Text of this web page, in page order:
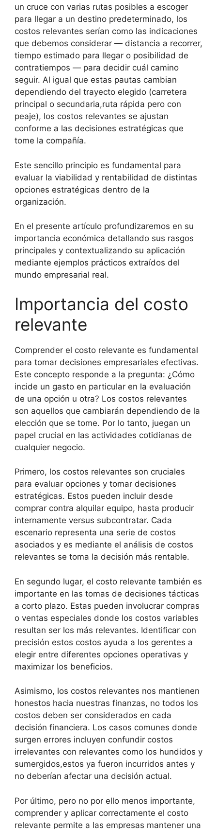
un cruce con varias rutas posibles a escoger
para llegar a un destino predeterminado, los
costos relevantes serían como las indicaciones
que debemos considerar — distancia a recorrer,
tiempo estimado para llegar o posibilidad de
contratiempos — para decidir cuál camino
seguir. Al igual que estas pautas cambian
dependiendo del trayecto elegido (carretera
principal o secundaria,ruta rápida pero con
peaje), los costos relevantes se ajustan
conforme a las decisiones estratégicas que
tome la compañía.
Este sencillo principio es fundamental para
evaluar la viabilidad y rentabilidad de distintas
opciones estratégicas dentro de la
organización.
En el presente artículo profundizaremos en su
importancia económica detallando sus rasgos
principales y contextualizando su aplicación
mediante ejemplos prácticos extraídos del
mundo empresarial real.
Importancia del costo
relevante
Comprender el costo relevante es fundamental
para tomar decisiones empresariales efectivas.
Este concepto responde a la pregunta: ¿Cómo
incide un gasto en particular en la evaluación
de una opción u otra? Los costos relevantes
son aquellos que cambiarán dependiendo de la
elección que se tome. Por lo tanto, juegan un
papel crucial en las actividades cotidianas de
cualquier negocio.
Primero, los costos relevantes son cruciales
para evaluar opciones y tomar decisiones
estratégicas. Estos pueden incluir desde
comprar contra alquilar equipo, hasta producir
internamente versus subcontratar. Cada
escenario representa una serie de costos
asociados y es mediante el análisis de costos
relevantes se toma la decisión más rentable.
En segundo lugar, el costo relevante también es
importante en las tomas de decisiones tácticas
a corto plazo. Estas pueden involucrar compras
o ventas especiales donde los costos variables
resultan ser los más relevantes. Identificar con
precisión estos costos ayuda a los gerentes a
elegir entre diferentes opciones operativas y
maximizar los beneficios.
Asimismo, los costos relevantes nos mantienen
honestos hacia nuestras finanzas, no todos los
costos deben ser considerados en cada
decisión financiera. Los casos comunes donde
surgen errores incluyen confundir costos
irrelevantes con relevantes como los hundidos y
sumergidos,estos ya fueron incurridos antes y
no deberían afectar una decisión actual.
Por último, pero no por ello menos importante,
comprender y aplicar correctamente el costo
relevante permite a las empresas mantener una